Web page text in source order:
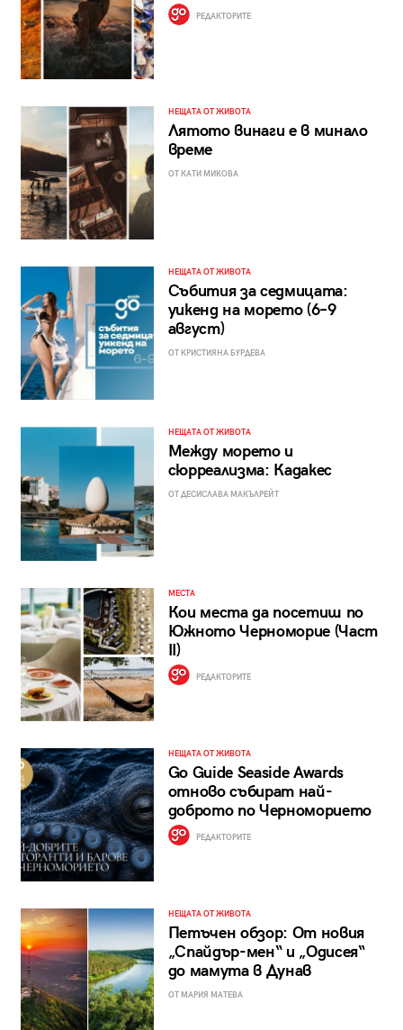
РЕДАКТОРИТЕ
НЕЩАТА ОТ ЖИВОТА
Лятото винаги е в минало
време
ОТ КАТИ МИКОВА
НЕЩАТА ОТ ЖИВОТА
Събития за седмицата:
уикенд на морето (6–9
август)
ОТ КРИСТИЯНА БУРДЕВА
НЕЩАТА ОТ ЖИВОТА
Между морето и
сюрреализма: Кадакес
ОТ ДЕСИСЛАВА МАКЪЛРЕЙТ
МЕСТА
Кои места да посетиш по
Южното Черноморие (Част
II)
РЕДАКТОРИТЕ
НЕЩАТА ОТ ЖИВОТА
Go Guide Seaside Awards
отново събират най-
доброто по Черноморието
РЕДАКТОРИТЕ
НЕЩАТА ОТ ЖИВОТА
Петъчен обзор: От новия
„Спайдър-мен“ и „Одисея“
до мамута в Дунав
ОТ МАРИЯ МАТЕВА